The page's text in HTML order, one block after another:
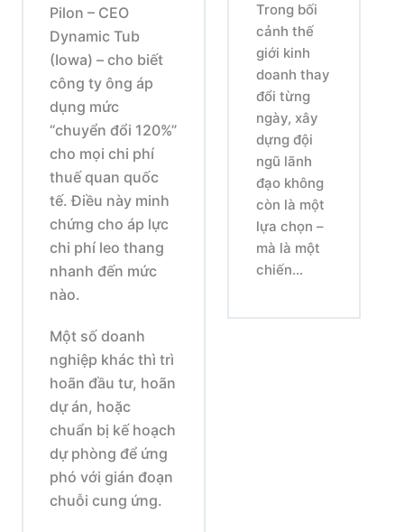
Trong bối
cảnh thế
giới kinh
doanh thay
đổi từng
ngày, xây
dựng đội
ngũ lãnh
đạo không
còn là một
lựa chọn –
mà là một
chiến...
Pilon – CEO
Dynamic Tub
(Iowa) – cho biết
công ty ông áp
dụng mức
“chuyển đổi 120%”
cho mọi chi phí
thuế quan quốc
tế. Điều này minh
chứng cho áp lực
chi phí leo thang
nhanh đến mức
nào.
Một số doanh
nghiệp khác thì trì
hoãn đầu tư, hoãn
dự án, hoặc
chuẩn bị kế hoạch
dự phòng để ứng
phó với gián đoạn
chuỗi cung ứng.